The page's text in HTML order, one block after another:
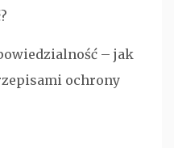
– jak
ochrony